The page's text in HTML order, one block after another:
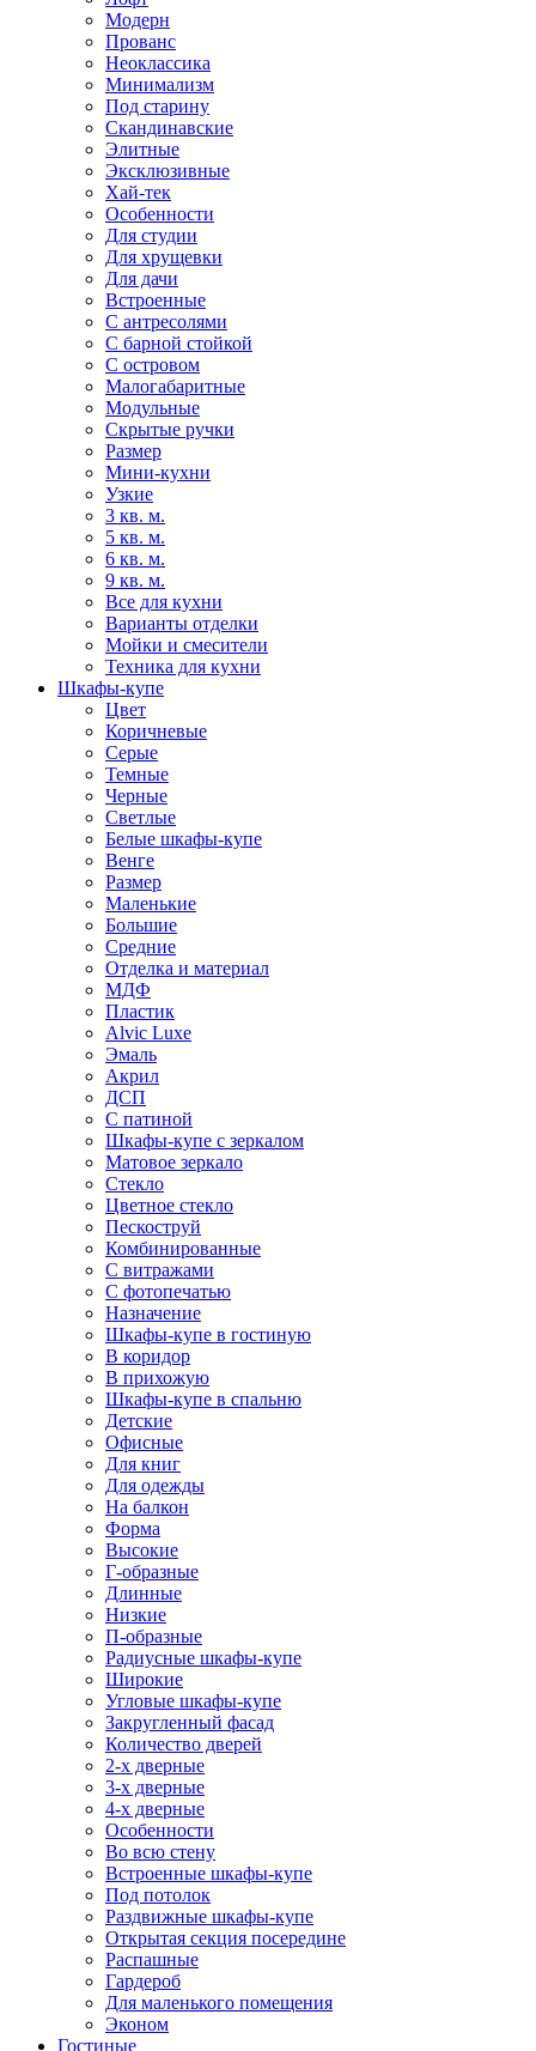
Модерн
Прованс
Неоклассика
Минимализм
Под старину
Скандинавские
Элитные
Эксклюзивные
Хай-тек
Особенности
Для студии
Для хрущевки
Для дачи
Встроенные
С антресолями
С барной стойкой
С островом
Малогабаритные
Модульные
Скрытые ручки
Размер
Мини-кухни
Узкие
3 кв. м.
5 кв. м.
6 кв. м.
9 кв. м.
Все для кухни
Варианты отделки
Мойки и смесители
Техника для кухни
Шкафы-купе
Цвет
Коричневые
Серые
Темные
Черные
Светлые
Белые шкафы-купе
Венге
Размер
Маленькие
Большие
Средние
Отделка и материал
МДФ
Пластик
Alvic Luxe
Эмаль
Акрил
ДСП
С патиной
Шкафы-купе с зеркалом
Матовое зеркало
Стекло
Цветное стекло
Пескоструй
Комбинированные
С витражами
С фотопечатью
Назначение
Шкафы-купе в гостиную
В коридор
В прихожую
Шкафы-купе в спальню
Детские
Офисные
Для книг
Для одежды
На балкон
Форма
Высокие
Г-образные
Длинные
Низкие
П-образные
Радиусные шкафы-купе
Широкие
Угловые шкафы-купе
Закругленный фасад
Количество дверей
2-х дверные
3-х дверные
4-х дверные
Особенности
Во всю стену
Встроенные шкафы-купе
Под потолок
Раздвижные шкафы-купе
Открытая секция посередине
Распашные
Гардероб
Для маленького помещения
Эконом
Гостиные